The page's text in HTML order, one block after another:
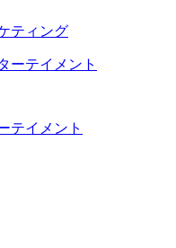
ティング
テイメント